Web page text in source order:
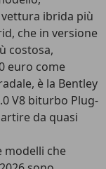
vettura ibrida più
, che in versione
costosa,
euro come
è la Bentley
V8 biturbo Plug-
da quasi
modelli che